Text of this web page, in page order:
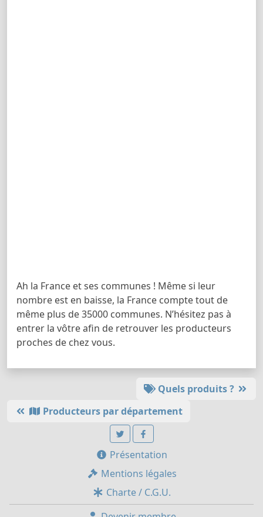
Ah la France et ses communes ! Même si leur
nombre est en baisse, la France compte tout de
même plus de 35000 communes. N’hésitez pas à
entrer la vôtre afin de retrouver les producteurs
proches de chez vous.
Quels produits ?
Producteurs par département
Présentation
Mentions légales
Charte / C.G.U.